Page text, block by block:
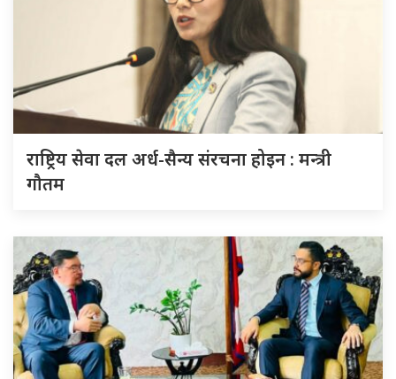
राष्ट्रिय सेवा दल अर्ध-सैन्य संरचना होइन : मन्त्री
गौतम